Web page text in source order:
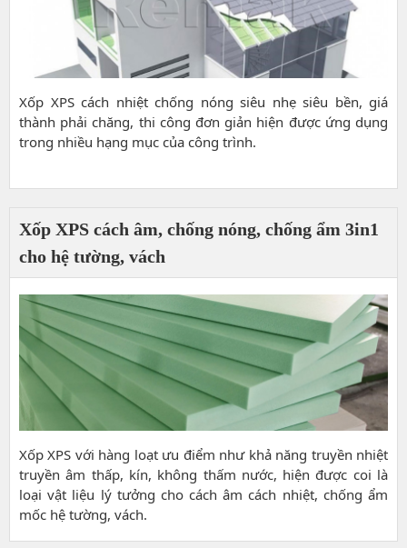
Xốp XPS cách nhiệt chống nóng siêu nhẹ siêu bền, giá
thành phải chăng, thi công đơn giản hiện được ứng dụng
trong nhiều hạng mục của công trình.
Xốp XPS cách âm, chống nóng, chống ẩm 3in1
cho hệ tường, vách
Xốp XPS với hàng loạt ưu điểm như khả năng truyền nhiệt
truyền âm thấp, kín, không thấm nước, hiện được coi là
loại vật liệu lý tưởng cho cách âm cách nhiệt, chống ẩm
mốc hệ tường, vách.